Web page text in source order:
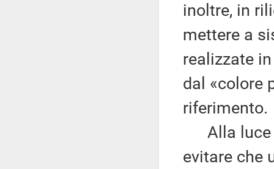
inoltre, in
mettere a
realizzate
dal «colore
riferimento.
Alla luce
evitare che